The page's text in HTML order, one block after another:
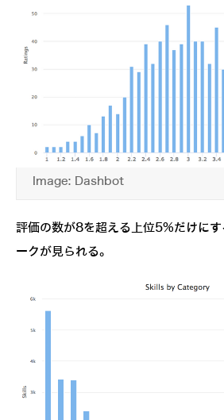
Image: Dashbot
評価の数が8を超える上位5%だけに
ークが見られる。